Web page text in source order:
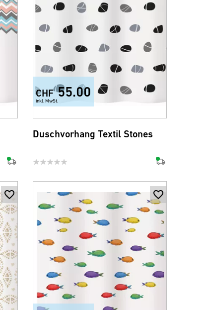
CHF 55.00
inkl. MwSt.
Duschvorhang Textil Stones